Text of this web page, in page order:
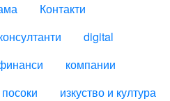
Контакти
digital
компании
посоки
изкуство и култура